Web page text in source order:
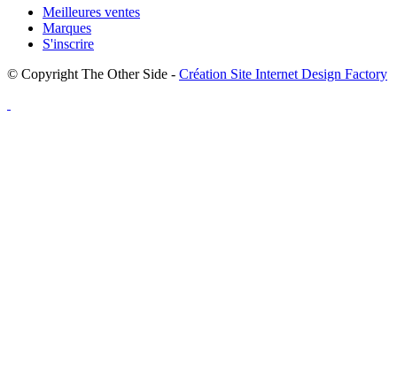
Meilleures ventes
Marques
S'inscrire
© Copyright The Other Side - Création Site Internet Design Factory